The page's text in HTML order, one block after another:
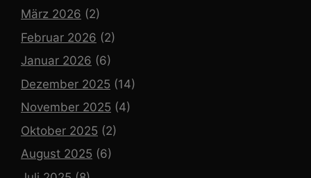
März 2026 (2)
Februar 2026 (2)
Januar 2026 (6)
Dezember 2025 (14)
November 2025 (4)
Oktober 2025 (2)
August 2025 (6)